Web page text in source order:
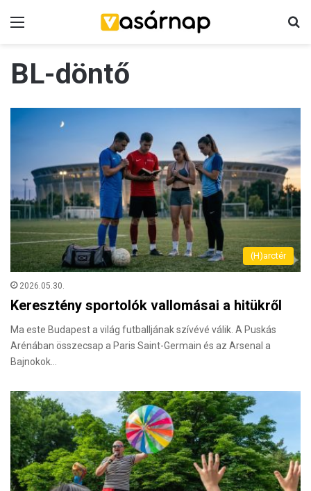
BL-döntő
(H)arctér
2026.05.30.
Keresztény sportolók vallomásai a hitükről
Ma este Budapest a világ futballjának szívévé válik. A Puskás
Arénában összecsap a Paris Saint-Germain és az Arsenal a
Bajnokok…